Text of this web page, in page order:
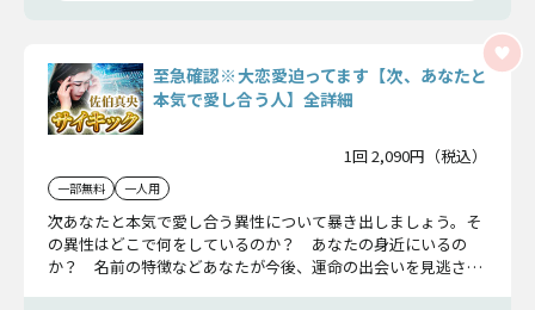
至急確認※大恋愛迫ってます【次、あなたと
本気で愛し合う人】全詳細
1回 2,090円（税込）
一部無料 一人用
次あなたと本気で愛し合う異性について暴き出しましょう。そ
の異性はどこで何をしているのか？ あなたの身近にいるの
か？ 名前の特徴などあなたが今後、運命の出会いを見逃さな